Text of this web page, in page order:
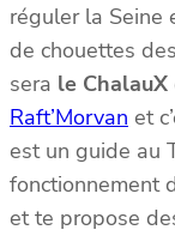
réguler la Seine
de chouettes
sera le ChalauX
Raft’Morvan et
est un guide au
fonctionnement
et te propose